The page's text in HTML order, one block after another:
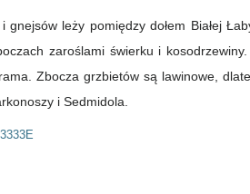
leży pomiędzy dołem Białej
z wschodniej części,
Zbocza grzbietów są lawinowe,
i Sedmidola.